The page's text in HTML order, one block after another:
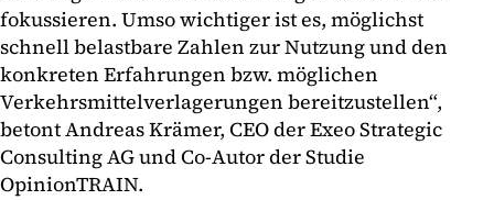
fokussieren. Umso wichtiger ist es, möglichst
schnell belastbare Zahlen zur Nutzung und den
konkreten Erfahrungen bzw. möglichen
Verkehrsmittelverlagerungen bereitzustellen“,
betont Andreas Krämer, CEO der Exeo Strategic
Consulting AG und Co-Autor der Studie
OpinionTRAIN.